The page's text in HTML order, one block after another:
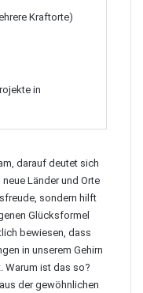
Kraftorte)
in
darauf deutet sich
Länder und Orte
sondern hilft
Glücksformel
bewiesen, dass
in unserem Gehirn
Warum ist das so?
der gewöhnlichen